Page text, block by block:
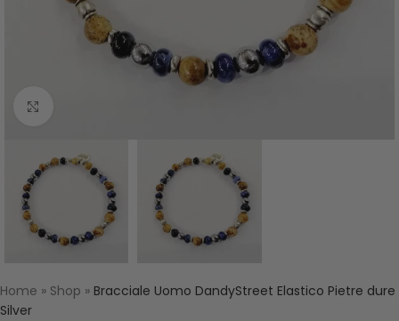
Home » Shop » Bracciale Uomo DandyStreet Elastico Pietre dure
Silver